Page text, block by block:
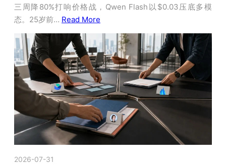
三周降80%打响价格战，Qwen Flash以$0.03压底多模
态。25岁前… Read More
2026-07-31